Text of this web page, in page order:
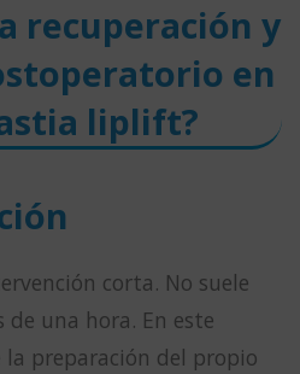
recuperación y
en
liplift?
corta. No suele
una hora. En este
preparación del propio